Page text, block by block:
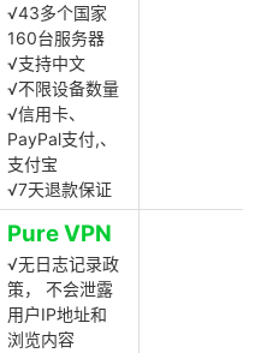
√43多个国家
160台服务器
√支持中文
√不限设备数量
√信用卡、
PayPal支付,、
支付宝
√7天退款保证
Pure VPN
√无日志记录政
策， 不会泄露
用户IP地址和
浏览内容